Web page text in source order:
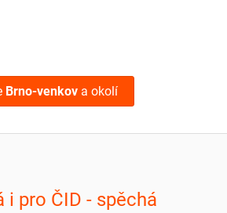
Brno-venkov a okolí
i pro ČID - spěchá